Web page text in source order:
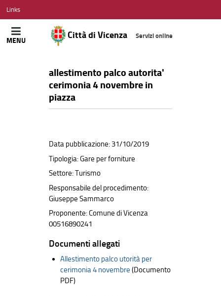
CITTÀ
DI
VICENZA
Links
Città di Vicenza Servizi online
MENU
allestimento palco autorita'
cerimonia 4 novembre in
piazza
Data pubblicazione: 31/10/2019
Tipologia: Gare per forniture
Settore: Turismo
Responsabile del procedimento:
Giuseppe Sammarco
Proponente: Comune di Vicenza
00516890241
Documenti allegati
Allestimento palco utorità per
cerimonia 4 novembre (Documento
PDF)